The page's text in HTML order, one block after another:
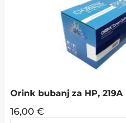
Orink bubanj za HP, 219A
16,00 €